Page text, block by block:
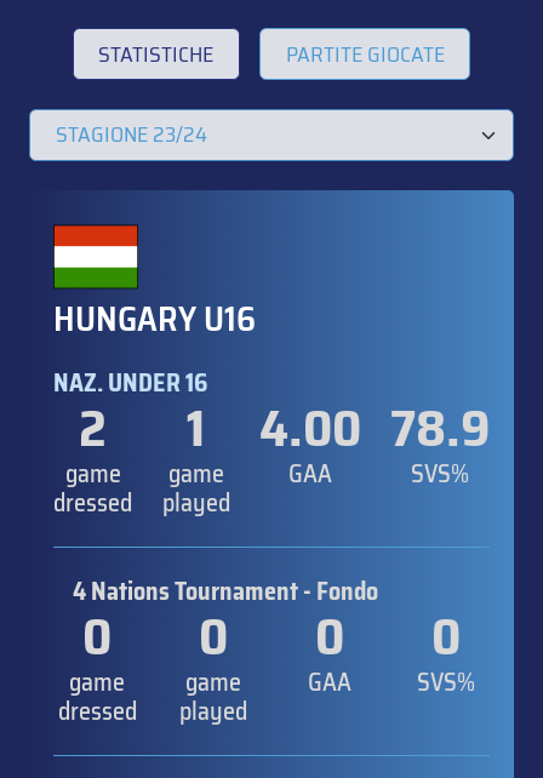
STATISTICHE PARTITE GIOCATE
HUNGARY U16
NAZ. UNDER 16
2
game
dressed
1
game
played
4.00
GAA
78.9
SVS%
4 Nations Tournament - Fondo
0
game
dressed
0
game
played
0
GAA
0
SVS%